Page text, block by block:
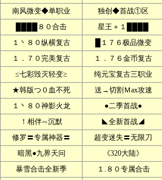
南风微变◆单职业
独创◆首战①区
████８０合击
星王＋１████
１丶８０纵横复古
█１７６极品微变
１．７０完美复古
１．７６金币复古
≤七彩毁灭轻变≥
纯元宝复古三职业
★韩版つ０血不死
送→切割Ｍax攻速
１丶８０神影火龙
●二季首战●
！相伴∽沉默
◣全新首战◢
修罗〓专属神器〓
超变迷失〓无限刀
暗黑●九界天问
《320大陆》
暴雪合击全新季
１.８０专属合击